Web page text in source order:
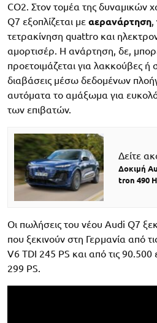
CO2. Στον τομέα της δυναμικών
Q7 εξοπλίζεται με αερανάρτηση,
τετρακίνηση quattro και
αμορτισέρ. Η ανάρτηση, δε,
προετοιμάζεται για λακκούβες ή
διαβάσεις μέσω δεδομένων
αυτόματα το αμάξωμα για
των επιβατών.
Δείτε
Δοκιμή
tron 490
Οι πωλήσεις του νέου Audi Q7
που ξεκινούν στη Γερμανία από
V6 TDI 245 PS και από τις
299 PS.